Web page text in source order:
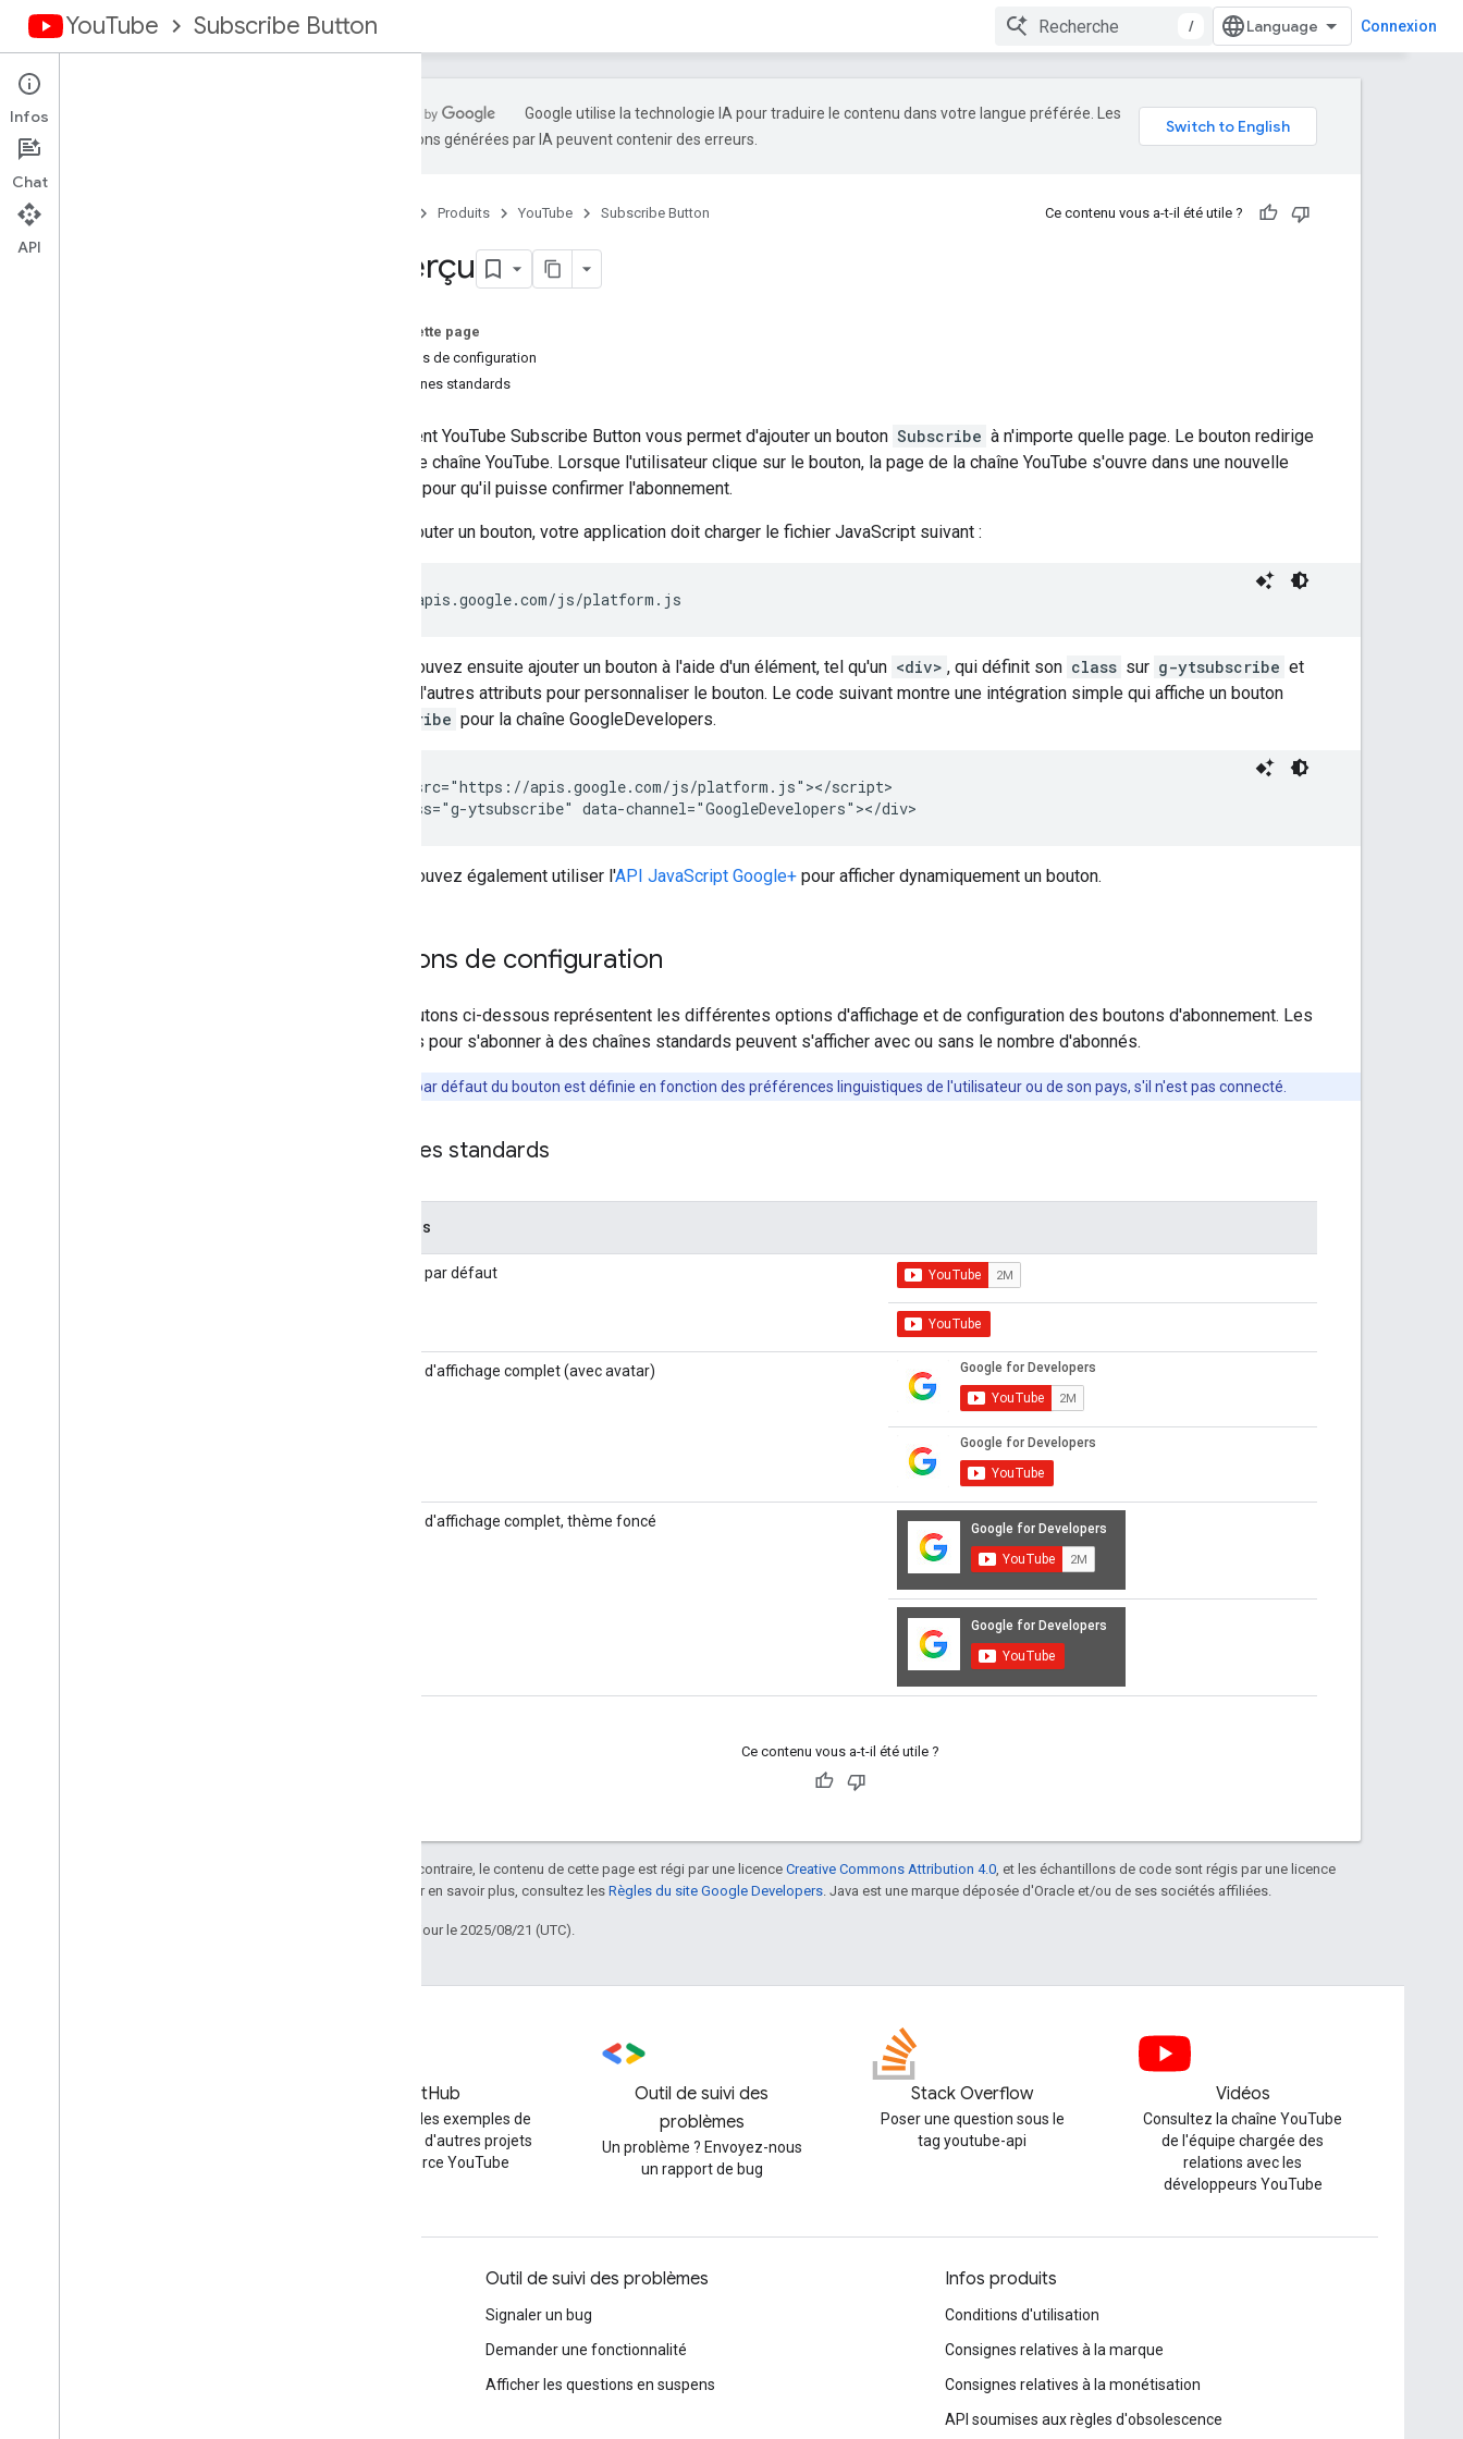
YouTube Subscribe Button / Connexion
Configurer un bouton
Référence
Conditions d'utilisation
Google utilise la technologie IA pour traduire le contenu dans votre langue préférée. Les
traductions générées par IA peuvent contenir des erreurs.
Produits YouTube Subscribe Button Ce contenu vous a-t-il été utile ?
Aperçu
Sur cette page
Options de configuration
Chaînes standards
L'élément YouTube Subscribe Button vous permet d'ajouter un bouton Subscribe à n'importe quelle page. Le bouton redirige
vers une chaîne YouTube. Lorsque l'utilisateur clique sur le bouton, la page de la chaîne YouTube s'ouvre dans une nouvelle
fenêtre pour qu'il puisse confirmer l'abonnement.
Pour ajouter un bouton, votre application doit charger le fichier JavaScript suivant :
https://apis.google.com/js/platform.js
Vous pouvez ensuite ajouter un bouton à l'aide d'un élément, tel qu'un <div> , qui définit son class sur g-ytsubscribe et
utilise d'autres attributs pour personnaliser le bouton. Le code suivant montre une intégration simple qui affiche un bouton
Subscribe pour la chaîne GoogleDevelopers.
<script src="https://apis.google.com/js/platform.js"></script>
<div class="g-ytsubscribe" data-channel="GoogleDevelopers"></div>
Vous pouvez également utiliser l'API JavaScript Google+ pour afficher dynamiquement un bouton.
Options de configuration
Les boutons ci-dessous représentent les différentes options d'affichage et de configuration des boutons d'abonnement. Les
boutons pour s'abonner à des chaînes standards peuvent s'afficher avec ou sans le nombre d'abonnés.
La langue par défaut du bouton est définie en fonction des préférences linguistiques de l'utilisateur ou de son pays, s'il n'est pas connecté.
Chaînes standards
Ce contenu vous a-t-il été utile ?
Sauf indication contraire, le contenu de cette page est régi par une licence Creative Commons Attribution 4.0 , et les échantillons de code sont régis par une licence
. Pour en savoir plus, consultez les Règles du site Google Developers . Java est une marque déposée d'Oracle et/ou de ses sociétés affiliées.
Dernière mise à jour le 2025/08/21 (UTC).
GitHub
Rechercher des exemples de
code d'API et d'autres projets
Open Source YouTube
Outil de suivi des
problèmes
Un problème ? Envoyez-nous
un rapport de bug
Stack Overflow
Poser une question sous le
tag youtube-api
Vidéos
Consultez la chaîne YouTube
de l'équipe chargée des
relations avec les
développeurs YouTube
Outil de suivi des problèmes
Signaler un bug
Demander une fonctionnalité
Afficher les questions en suspens
Infos produits
Conditions d'utilisation
Consignes relatives à la marque
Consignes relatives à la monétisation
API soumises aux règles d'obsolescence
Infos
Chat
API